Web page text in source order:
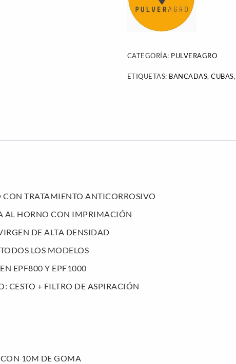
CATEGORÍA: PULVERAGRO
ETIQUETAS: BANCADAS,CUBAS,
CON TRATAMIENTO ANTICORROSIVO
AL HORNO CON IMPRIMACIÓN
DE ALTA DENSIDAD
LOS MODELOS
EPF800 Y EPF1000
CESTO + FILTRO DE ASPIRACIÓN
10M DE GOMA